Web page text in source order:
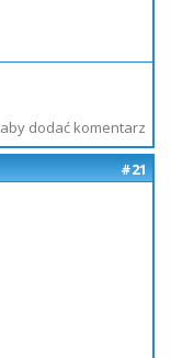
aby dodać komentarz
#21